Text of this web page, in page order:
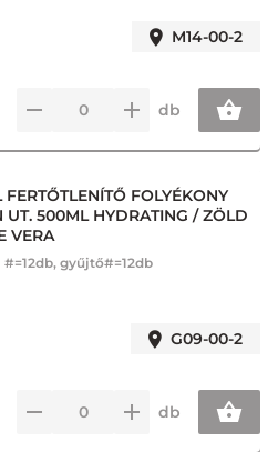
M14-00-2
db
FERTŐTLENÍTŐ FOLYÉKONY
UT. 500ML HYDRATING / ZÖLD
VERA
#=12db, gyűjtő#=12db
G09-00-2
db